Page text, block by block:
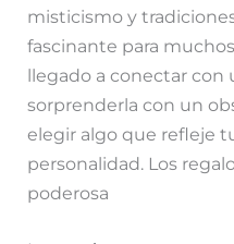
misticismo y
fascinante para
llegado a conectar con
sorprenderla con un
elegir algo que refleje
personalidad. Los
poderosa